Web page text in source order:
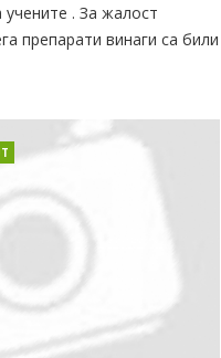
учените . За жалост
препарати винаги са били